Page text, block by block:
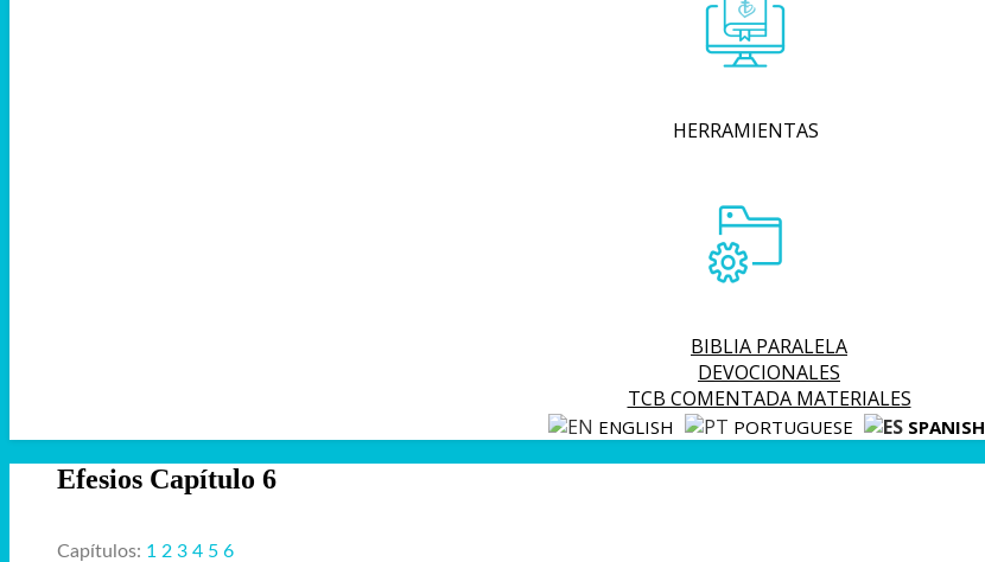
HERRAMIENTAS
BIBLIA PARALELA
DEVOCIONALES
TCB COMENTADA MATERIALES
ENGLISH PORTUGUESE SPANISH
Efesios Capítulo 6
Capítulos: 1 2 3 4 5 6